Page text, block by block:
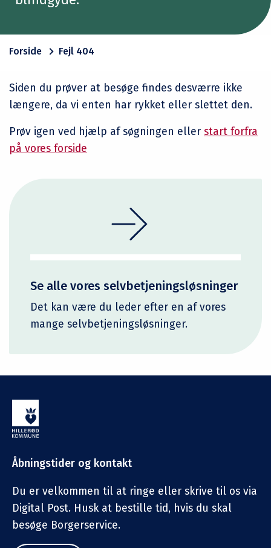
Forside Fejl 404
Siden du prøver at besøge findes desværre ikke
længere, da vi enten har rykket eller slettet den.
Prøv igen ved hjælp af søgningen eller start forfra
på vores forside
Se alle vores selvbetjeningsløsninger
Det kan være du leder efter en af vores
mange selvbetjeningsløsninger.
Åbningstider og kontakt
Du er velkommen til at ringe eller skrive til os via
Digital Post. Husk at bestille tid, hvis du skal
besøge Borgerservice.